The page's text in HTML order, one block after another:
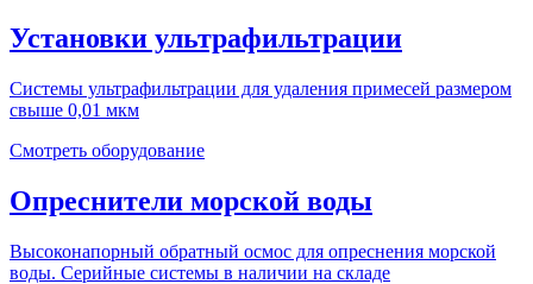
Установки ультрафильтрации
Системы ультрафильтрации для удаления примесей размером
свыше 0,01 мкм
Смотреть оборудование
Опреснители морской воды
Высоконапорный обратный осмос для опреснения морской
воды. Серийные системы в наличии на складе